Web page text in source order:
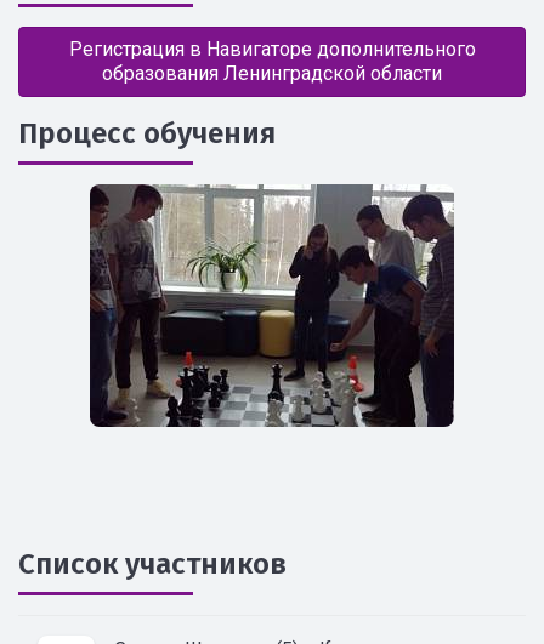
Регистрация в Навигаторе дополнительного
образования Ленинградской области
Процесс обучения
Список участников